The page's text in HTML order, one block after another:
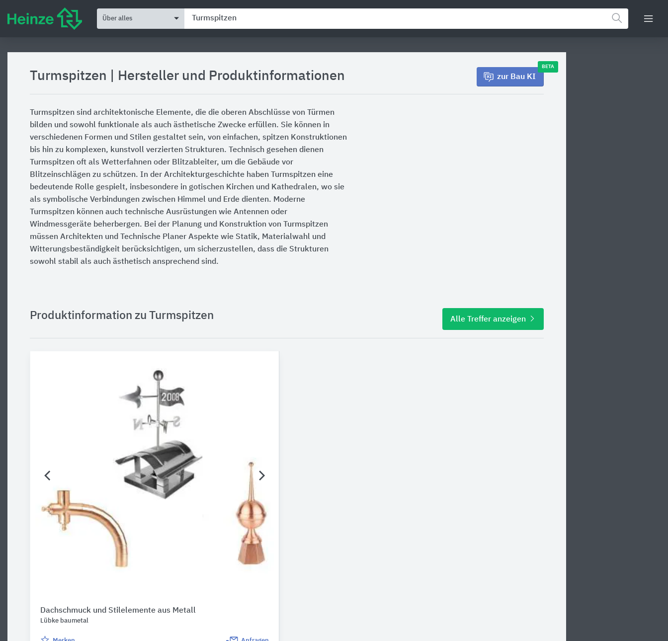
Über alles
Turmspitzen Hersteller und Produktinformationen zur Bau KI
BETA
Turmspitzen sind architektonische Elemente, die die oberen Abschlüsse von Türmen
bilden und sowohl funktionale als auch ästhetische Zwecke erfüllen. Sie können in
verschiedenen Formen und Stilen gestaltet sein, von einfachen, spitzen Konstruktionen
bis hin zu komplexen, kunstvoll verzierten Strukturen. Technisch gesehen dienen
Turmspitzen oft als Wetterfahnen oder Blitzableiter, um die Gebäude vor
Blitzeinschlägen zu schützen. In der Architekturgeschichte haben Turmspitzen eine
bedeutende Rolle gespielt, insbesondere in gotischen Kirchen und Kathedralen, wo sie
als symbolische Verbindungen zwischen Himmel und Erde dienten. Moderne
Turmspitzen können auch technische Ausrüstungen wie Antennen oder
Windmessgeräte beherbergen. Bei der Planung und Konstruktion von Turmspitzen
müssen Architekten und Technische Planer Aspekte wie Statik, Materialwahl und
Witterungsbeständigkeit berücksichtigen, um sicherzustellen, dass die Strukturen
sowohl stabil als auch ästhetisch ansprechend sind.
Produktinformation zu Turmspitzen Alle Treffer anzeigen
Dachschmuck und Stilelemente aus Metall
Lübke baumetal